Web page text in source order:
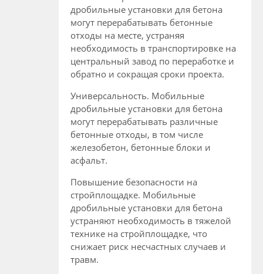
дробильные установки для бетона
могут перерабатывать бетонные
отходы на месте, устраняя
необходимость в транспортировке на
центральный завод по переработке и
обратно и сокращая сроки проекта.
Универсальность. Мобильные
дробильные установки для бетона
могут перерабатывать различные
бетонные отходы, в том числе
железобетон, бетонные блоки и
асфальт.
Повышение безопасности на
стройплощадке. Мобильные
дробильные установки для бетона
устраняют необходимость в тяжелой
технике на стройплощадке, что
снижает риск несчастных случаев и
травм.